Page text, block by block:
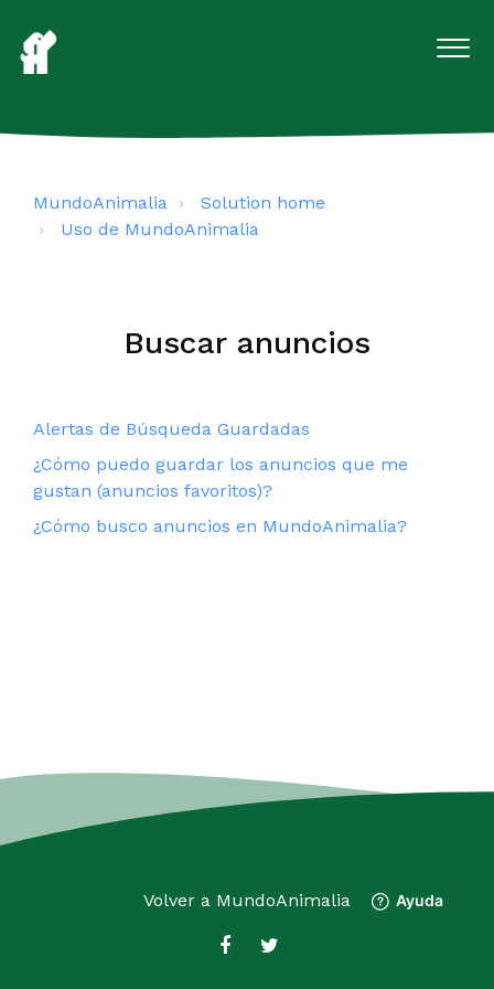
MundoAnimalia
Solution home
Uso de MundoAnimalia
Buscar anuncios
Alertas de Búsqueda Guardadas
¿Cómo puedo guardar los anuncios que me
gustan (anuncios favoritos)?
¿Cómo busco anuncios en MundoAnimalia?
Volver a MundoAnimalia